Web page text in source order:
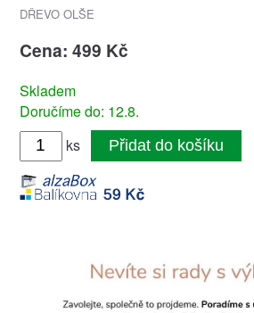
DŘEVO OLŠE
Cena: 499 Kč
Skladem
Doručíme do: 12.8.
ks
Přidat do košíku